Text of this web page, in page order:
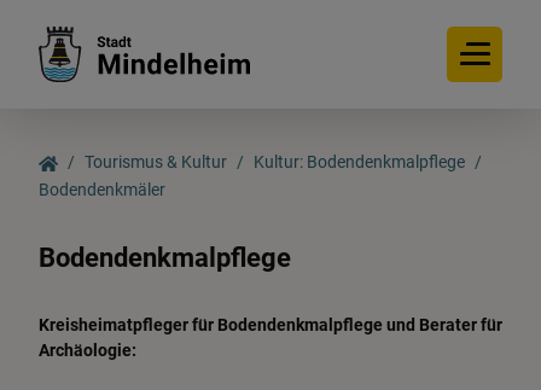
Tourismus & Kultur
Entdecken
Tourismus & Kultur
Kultur: Bodendenkmalpflege
Bodendenkmäler
Bodendenkmalpflege
Kreisheimatpfleger für Bodendenkmalpflege und Berater für
Archäologie: